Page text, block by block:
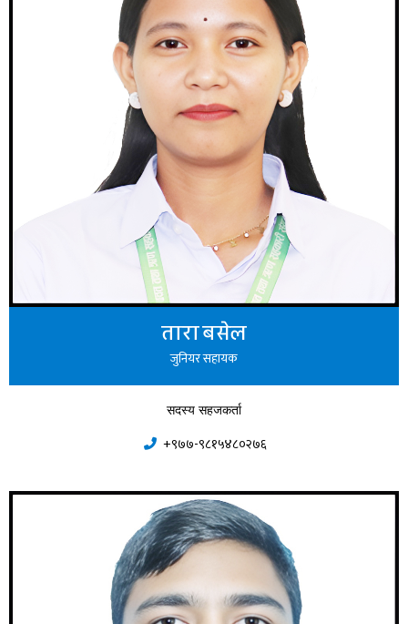
तारा बसेल
जुनियर सहायक
सदस्य सहजकर्ता
+९७७-९८१५४८०२७६